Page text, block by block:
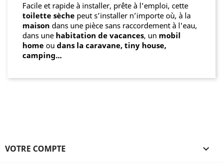
Facile et rapide à installer, prête à l'emploi, cette
toilette sèche peut s’installer n’importe où, à la
maison dans une pièce sans raccordement à l'eau,
dans une habitation de vacances, un mobil
home ou dans la caravane, tiny house,
camping...
VOTRE COMPTE 